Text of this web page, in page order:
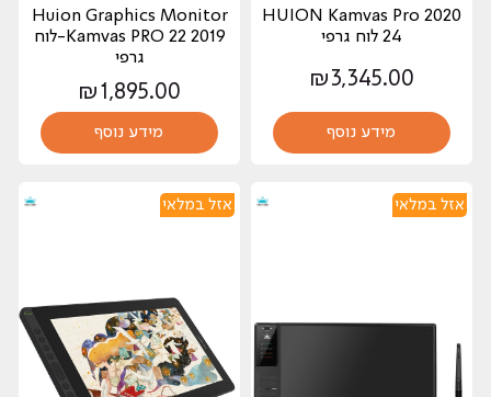
2020 HUION Kamvas Pro
24 לוח גרפי
₪ 3,345.00
מידע נוסף
Huion Graphics Monitor
Kamvas PRO 22 2019-לוח
גרפי
₪ 1,895.00
מידע נוסף
אזל במלאי אזל במלאי